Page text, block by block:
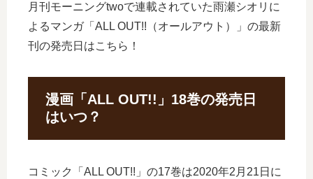
月刊モーニングtwoで連載されていた雨瀬シオリに
よるマンガ「ALL OUT!!（オールアウト）」の最新
刊の発売日はこちら！
漫画「ALL OUT!!」18巻の発売日
はいつ？
コミック「ALL OUT!!」の17巻は2020年2月21日に